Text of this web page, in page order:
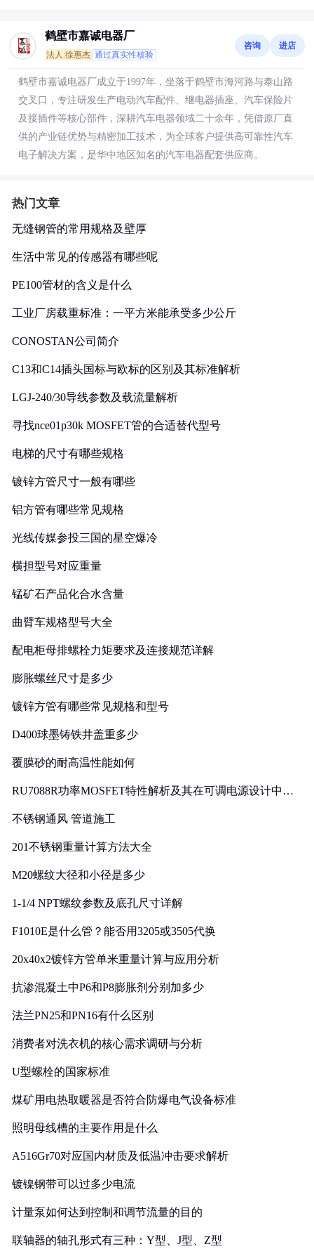
鹤壁市嘉诚电器厂
法人:徐惠杰 通过真实性核验
咨询 进店
鹤壁市嘉诚电器厂成立于1997年，坐落于鹤壁市海河路与泰山路
交叉口，专注研发生产电动汽车配件、继电器插座、汽车保险片
及接插件等核心部件，深耕汽车电器领域二十余年，凭借原厂直
供的产业链优势与精密加工技术，为全球客户提供高可靠性汽车
电子解决方案，是华中地区知名的汽车电器配套供应商。
热门文章
无缝钢管的常用规格及壁厚
生活中常见的传感器有哪些呢
PE100管材的含义是什么
工业厂房载重标准：一平方米能承受多少公斤
CONOSTAN公司简介
C13和C14插头国标与欧标的区别及其标准解析
LGJ-240/30导线参数及载流量解析
寻找nce01p30k MOSFET管的合适替代型号
电梯的尺寸有哪些规格
镀锌方管尺寸一般有哪些
铝方管有哪些常见规格
光线传媒参投三国的星空爆冷
横担型号对应重量
锰矿石产品化合水含量
曲臂车规格型号大全
配电柜母排螺栓力矩要求及连接规范详解
膨胀螺丝尺寸是多少
镀锌方管有哪些常见规格和型号
D400球墨铸铁井盖重多少
覆膜砂的耐高温性能如何
RU7088R功率MOSFET特性解析及其在可调电源设计中的
不锈钢通风 管道施工
201不锈钢重量计算方法大全
M20螺纹大径和小径是多少
1-1/4 NPT螺纹参数及底孔尺寸详解
F1010E是什么管？能否用3205或3505代换
20x40x2镀锌方管单米重量计算与应用分析
抗渗混凝土中P6和P8膨胀剂分别加多少
法兰PN25和PN16有什么区别
消费者对洗衣机的核心需求调研与分析
U型螺栓的国家标准
煤矿用电热取暖器是否符合防爆电气设备标准
照明母线槽的主要作用是什么
A516Gr70对应国内材质及低温冲击要求解析
镀镍钢带可以过多少电流
计量泵如何达到控制和调节流量的目的
联轴器的轴孔形式有三种：Y型、J型、Z型